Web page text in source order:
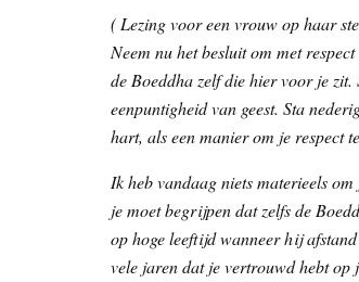
( Lezing voor een vrouw op haar
Neem nu het besluit om met
de Boeddha zelf die hier voor je
eenpuntigheid van geest. Sta
hart, als een manier om je respect
Ik heb vandaag niets materieels
je moet begrijpen dat zelfs de
op hoge leeftijd wanneer hij
vele jaren dat je vertrouwd hebt op